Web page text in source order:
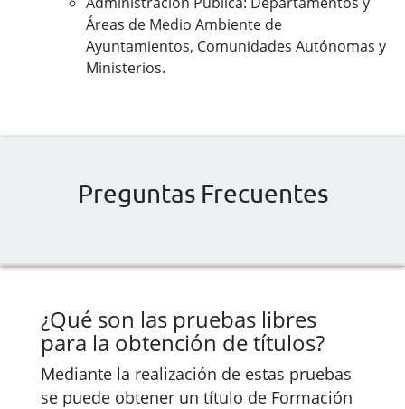
Áreas de Medio Ambiente de
Ayuntamientos, Comunidades Autónomas y
Ministerios.
Preguntas Frecuentes
¿Qué son las pruebas libres
para la obtención de títulos?
Mediante la realización de estas pruebas
se puede obtener un título de Formación